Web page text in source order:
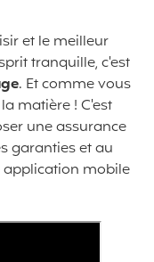
et le meilleur
tranquille, c'est
. Et comme vous
matière ! C'est
une assurance
garanties et au
mobile